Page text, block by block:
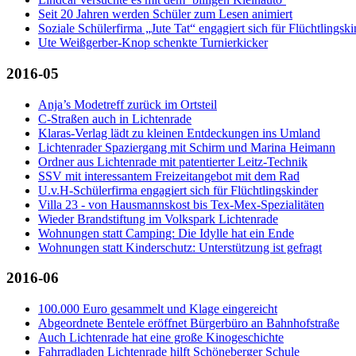
Seit 20 Jahren werden Schüler zum Lesen animiert
Soziale Schülerfirma „Jute Tat“ engagiert sich für
Ute Weißgerber-Knop schenkte Turnierkicker
2016-05
Anja’s Modetreff zurück im Ortsteil
C-Straßen auch in Lichtenrade
Klaras-Verlag lädt zu kleinen Entdeckungen ins Umland
Lichtenrader Spaziergang mit Schirm und Marina Heimann
Ordner aus Lichtenrade mit patentierter Leitz-Technik
SSV mit interessantem Freizeitangebot mit dem Rad
U.v.H-Schülerfirma engagiert sich für Flüchtlingskinder
Villa 23 - von Hausmannskost bis Tex-Mex-Spezialitäten
Wieder Brandstiftung im Volkspark Lichtenrade
Wohnungen statt Camping: Die Idylle hat ein Ende
Wohnungen statt Kinderschutz: Unterstützung ist gefragt
2016-06
100.000 Euro gesammelt und Klage eingereicht
Abgeordnete Bentele eröffnet Bürgerbüro an Bahnhofstraße
Auch Lichtenrade hat eine große Kinogeschichte
Fahrradladen Lichtenrade hilft Schöneberger Schule